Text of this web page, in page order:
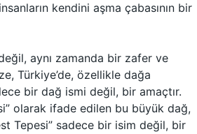
kendini aşma çabasının bir
aynı zamanda bir zafer ve
Türkiye’de, özellikle dağa
bir dağ ismi değil, bir amaçtır.
olarak ifade edilen bu büyük dağ,
Tepesi” sadece bir isim değil, bir